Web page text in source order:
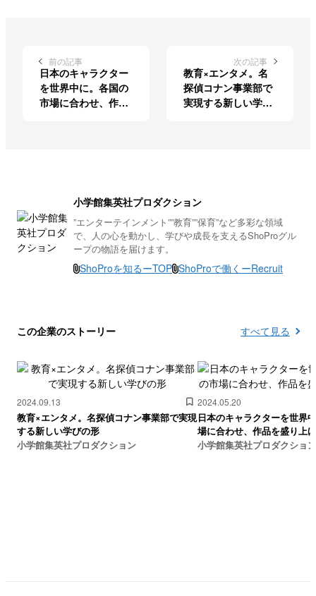
前の記事
日本のキャラクター
を世界中に。各国の
市場に合わせ、作品
次の記事
教育×エンタメ。名
探偵コナン事業部で
実現する新しい学び
小学館集英社プロダクション
”エンターテインメント””教育””保育”など多彩な領域
で、人の心を動かし、学びや成長を支えるShoProグル
ープの物語を届けます。
ShoProを知るーTOP ShoProで働くーRecruit
この企業のストーリー すべて見る
2024.09.13
教育×エンタメ。名探偵コナン事業部で実現
する新しい学びの形
小学館集英社プロダクション
2024.05.20
日本のキャラクターを世界
場に合わせ、作品を盛り上
小学館集英社プロダクション